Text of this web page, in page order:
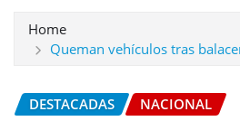
Home
Queman vehículos tras
DESTACADAS NACIONAL